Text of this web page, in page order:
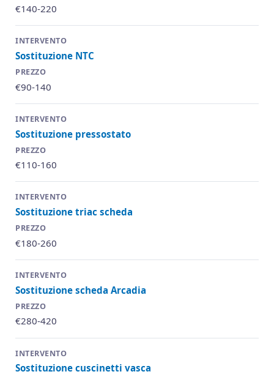
€140-220
Sostituzione NTC
€90-140
Sostituzione pressostato
€110-160
Sostituzione triac scheda
€180-260
Sostituzione scheda Arcadia
€280-420
Sostituzione cuscinetti vasca